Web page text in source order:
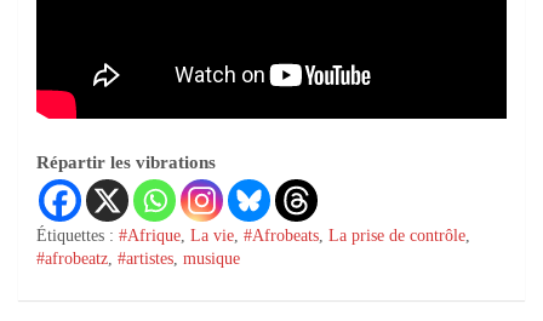
Répartir les vibrations
Étiquettes : #Afrique, La vie, #Afrobeats, La prise de contrôle,
#afrobeatz, #artistes, musique